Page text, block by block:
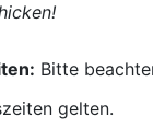
Bitte
gelten.